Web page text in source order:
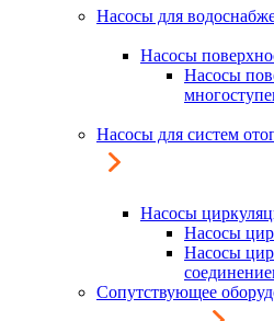
Насосы для
Насосы
Насосы
Насосы для систем
Насосы
Насосы
Насосы
Сопутствующее